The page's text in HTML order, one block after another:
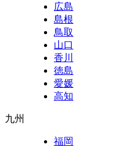
広島
島根
鳥取
山口
香川
徳島
愛媛
高知
九州
福岡